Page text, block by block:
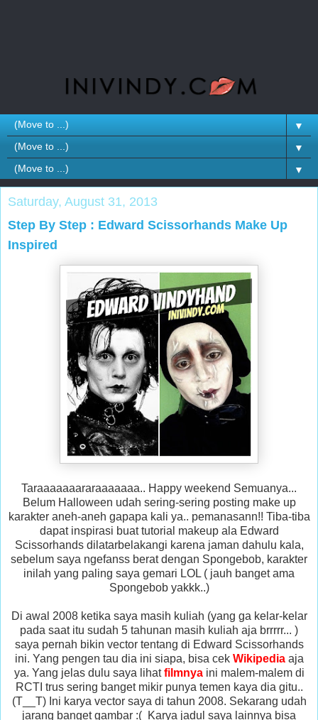
▼
▼
▼
Saturday, August 31, 2013
Step By Step : Edward Scissorhands Make Up
Inspired
Taraaaaaaararaaaaaaa.. Happy weekend Semuanya...
Belum Halloween udah sering-sering posting make up
karakter aneh-aneh gapapa kali ya.. pemanasann!! Tiba-tiba
dapat inspirasi buat tutorial makeup ala Edward
Scissorhands dilatarbelakangi karena jaman dahulu kala,
sebelum saya ngefanss berat dengan Spongebob, karakter
inilah yang paling saya gemari LOL ( jauh banget ama
Spongebob yakkk..)
Di awal 2008 ketika saya masih kuliah (yang ga kelar-kelar
pada saat itu sudah 5 tahunan masih kuliah aja brrrrr... )
saya pernah bikin vector tentang di Edward Scissorhands
ini. Yang pengen tau dia ini siapa, bisa cek Wikipediaaja
ya. Yang jelas dulu saya lihatfilmnyaini malem-malem di
RCTI trus sering banget mikir punya temen kaya dia gitu..
(T__T) Ini karya vector saya di tahun 2008. Sekarang udah
jarang banget gambar :( Karya jadul saya lainnya bisa